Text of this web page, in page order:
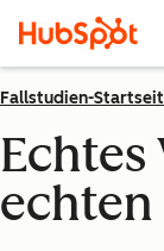
Fallstudien-